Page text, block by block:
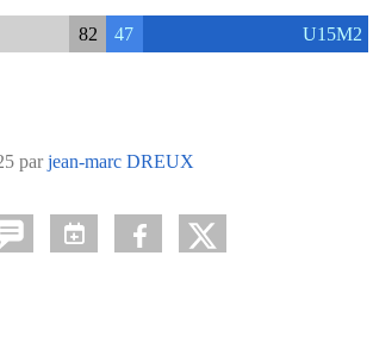
82 47 U15M2
parjean-marc DREUX